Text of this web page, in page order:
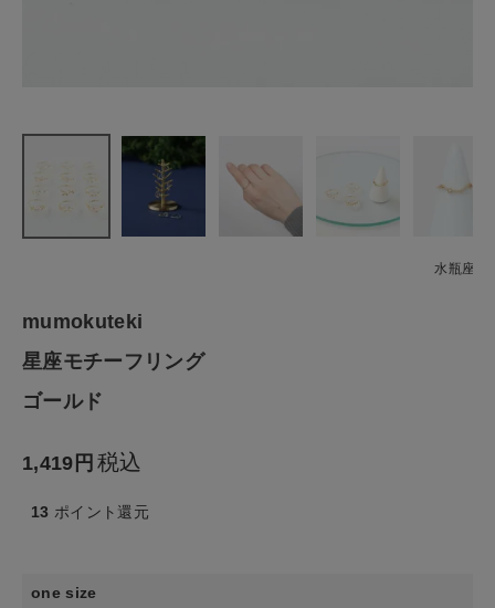
ファッション雑貨
食品
CONTENTS
水瓶座
mumokuteki
星座モチーフリング
ゴールド
1,419 税込
13 ポイント還元
one size